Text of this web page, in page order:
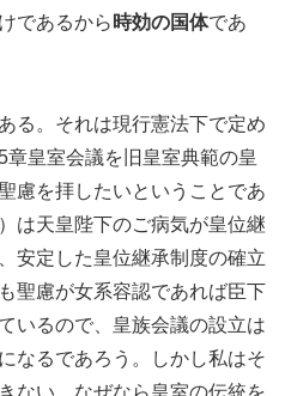
であるから 時効の国体であ
る。それは現行憲法下で定め
皇室会議を旧皇室典範の皇
慮を拝したいということであ
は天皇陛下のご病気が皇位継
安定した皇位継承制度の確立
聖慮が女系容認であれば臣下
いるので、皇族会議の設立は
なるであろう。しかし私はそ
ない。なぜなら皇室の伝統を